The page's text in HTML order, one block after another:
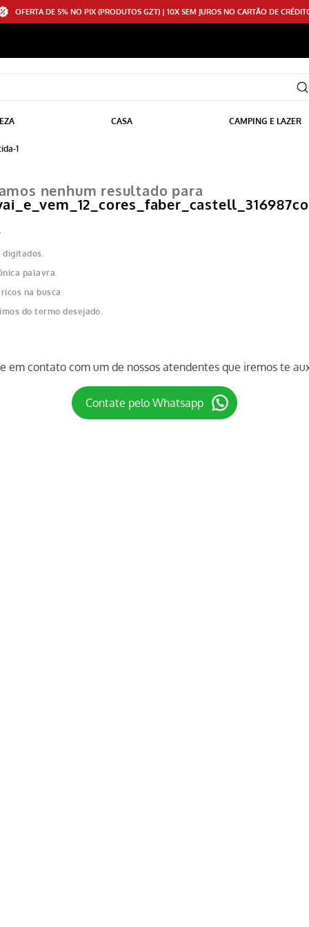
OFERTA DE 5% NO PIX (PRODUTOS GZT) | 10X SEM JUROS NO CARTÃO DE
CASA CAMPING E LAZER
1
nenhum resultado para
digitados.
palavra.
na busca.
do termo desejado.
em contato com um de nossos atendentes que iremos te
Contate pelo Whatsapp